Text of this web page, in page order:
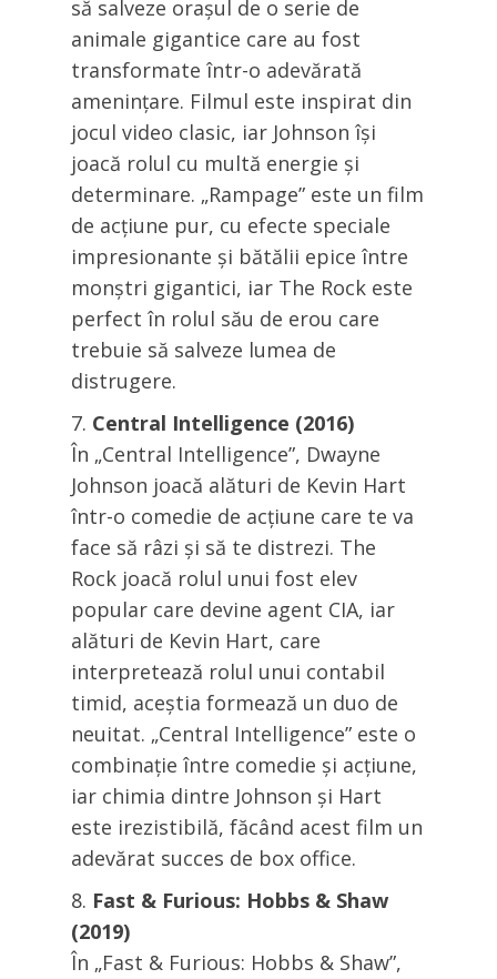
să salveze orașul de o serie de
animale gigantice care au fost
transformate într-o adevărată
amenințare. Filmul este inspirat din
jocul video clasic, iar Johnson își
joacă rolul cu multă energie și
determinare. „Rampage” este un film
de acțiune pur, cu efecte speciale
impresionante și bătălii epice între
monștri gigantici, iar The Rock este
perfect în rolul său de erou care
trebuie să salveze lumea de
distrugere.
Central Intelligence (2016)
În „Central Intelligence”, Dwayne
Johnson joacă alături de Kevin Hart
într-o comedie de acțiune care te va
face să râzi și să te distrezi. The
Rock joacă rolul unui fost elev
popular care devine agent CIA, iar
alături de Kevin Hart, care
interpretează rolul unui contabil
timid, aceștia formează un duo de
neuitat. „Central Intelligence” este o
combinație între comedie și acțiune,
iar chimia dintre Johnson și Hart
este irezistibilă, făcând acest film un
adevărat succes de box office.
Fast & Furious: Hobbs & Shaw
(2019)
În „Fast & Furious: Hobbs & Shaw”,